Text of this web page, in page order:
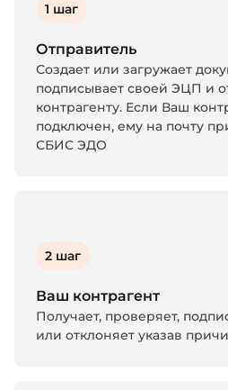
1 шаг
Отправитель
Создает или загружает
подписывает своей ЭЦП и
контрагенту. Если Ваш
подключен, ему на почту
СБИС ЭДО
2 шаг
Ваш контрагент
Получает, проверяет,
или отклоняет указав